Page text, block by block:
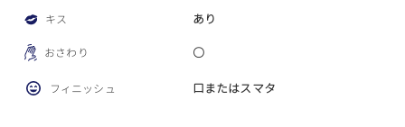
キス あり
おさわり 〇
フィニッシュ 口またはスマタ